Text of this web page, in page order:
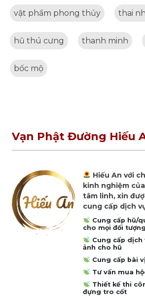
vật phẩm phong thủy thai
hũ thú cưng thanh minh
bốc mộ
Vạn Phật Đường Hiếu
Hiếu An với
kinh nghiệm
tâm linh, xin
cung cấp dịch
Cung cấp hũ/
cho mọi đối tượng
Cung cấp dịch
ảnh cho hũ
Cung cấp bài vị
Tư vấn mua
Thiết kế thi
đựng tro cốt